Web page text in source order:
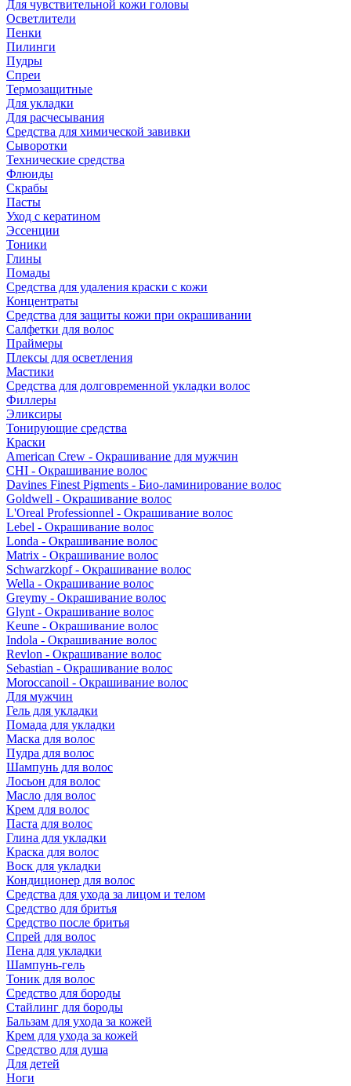
Для чувствительной кожи головы
Осветлители
Пенки
Пилинги
Пудры
Спреи
Термозащитные
Для укладки
Для расчесывания
Средства для химической завивки
Сыворотки
Технические средства
Флюиды
Скрабы
Пасты
Уход с кератином
Эссенции
Тоники
Глины
Помады
Средства для удаления краски с кожи
Концентраты
Средства для защиты кожи при окрашивании
Салфетки для волос
Праймеры
Плексы для осветления
Мастики
Средства для долговременной укладки волос
Филлеры
Эликсиры
Тонирующие средства
Краски
American Crew - Окрашивание для мужчин
CHI - Окрашивание волос
Davines Finest Pigments - Био-ламинирование волос
Goldwell - Окрашивание волос
L'Oreal Professionnel - Окрашивание волос
Lebel - Окрашивание волос
Londa - Окрашивание волос
Matrix - Окрашивание волос
Schwarzkopf - Окрашивание волос
Wella - Окрашивание волос
Greymy - Окрашивание волос
Glynt - Окрашивание волос
Keune - Окрашивание волос
Indola - Окрашивание волос
Revlon - Окрашивание волос
Sebastian - Окрашивание волос
Moroccanoil - Окрашивание волос
Для мужчин
Гель для укладки
Помада для укладки
Маска для волос
Пудра для волос
Шампунь для волос
Лосьон для волос
Масло для волос
Крем для волос
Паста для волос
Глина для укладки
Краска для волос
Воск для укладки
Кондиционер для волос
Средства для ухода за лицом и телом
Средство для бритья
Средство после бритья
Спрей для волос
Пена для укладки
Шампунь-гель
Тоник для волос
Средство для бороды
Стайлинг для бороды
Бальзам для ухода за кожей
Крем для ухода за кожей
Средство для душа
Для детей
Ноги